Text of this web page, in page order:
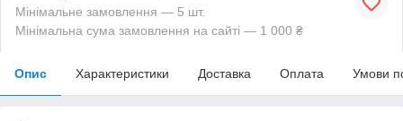
Мінімальне замовлення — 5 шт.
Мінімальна сума замовлення на сайті — 1 000 ₴
Опис Характеристики Доставка Оплата Умови